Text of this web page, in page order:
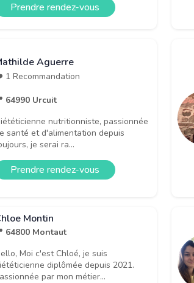
Prendre rendez-vous
Aguerre
1 Recommandation
64990 Urcuit
nutritionniste, passionnée
santé et d'alimentation depuis
je serai ra...
Prendre rendez-vous
Montin
64800 Montaut
Moi c'est Chloé, je suis
diplômée depuis 2021.
par mon métier...